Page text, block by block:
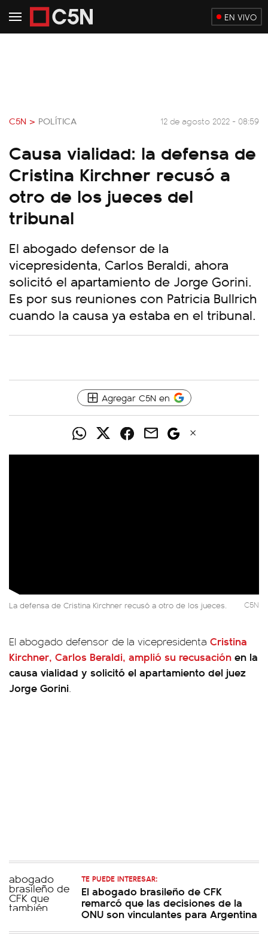
EN VIVO
C5N > POLÍTICA 12 de agosto 2022 - 08:59
Causa vialidad: la defensa de
Cristina Kirchner recusó a
otro de los jueces del
tribunal
El abogado defensor de la
vicepresidenta, Carlos Beraldi, ahora
solicitó el apartamiento de Jorge Gorini.
Es por sus reuniones con Patricia Bullrich
cuando la causa ya estaba en el tribunal.
Agregar C5N en
La defensa de Cristina Kirchner recusó a otro de los jueces. C5N
El abogado defensor de la vicepresidenta Cristina
Kirchner, Carlos Beraldi, amplió su recusación en la
causa vialidad y solicitó el apartamiento del juez
Jorge Gorini.
TE PUEDE INTERESAR:
El abogado brasileño de CFK
remarcó que las decisiones de la
ONU son vinculantes para Argentina